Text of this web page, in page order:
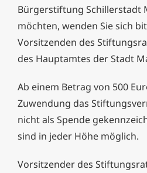
Bürgerstiftung Schillerstadt
möchten, wenden Sie sich
Vorsitzenden des
des Hauptamtes der Stadt
Ab einem Betrag von 500
Zuwendung das
nicht als Spende
sind in jeder Höhe möglich.
Vorsitzender des